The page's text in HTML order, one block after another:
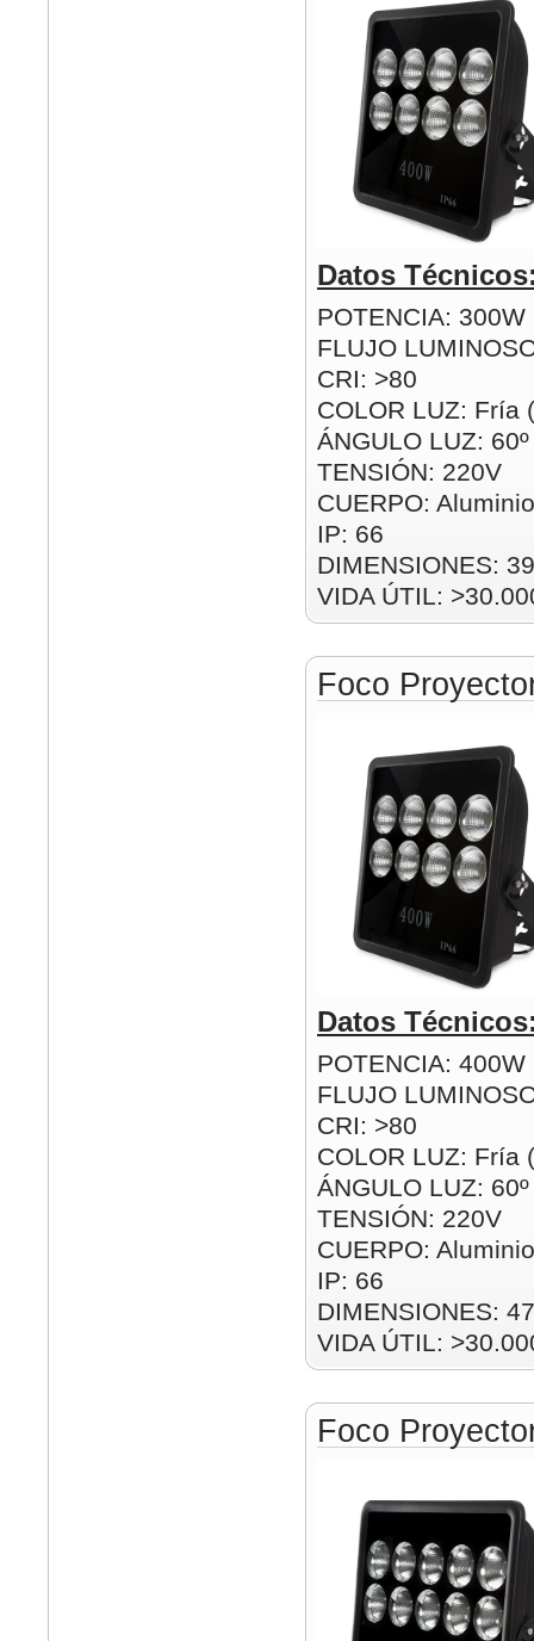
Datos
POTENCIA: 300W
FLUJO
CRI: >80
COLOR LUZ: Fría
ÁNGULO LUZ: 60º
TENSIÓN: 220V
CUERPO: Aluminio
IP: 66
DIMENSIONES:
VIDA ÚTIL:
Foco
Datos
POTENCIA: 400W
FLUJO
CRI: >80
COLOR LUZ: Fría
ÁNGULO LUZ: 60º
TENSIÓN: 220V
CUERPO: Aluminio
IP: 66
DIMENSIONES:
VIDA ÚTIL:
Foco